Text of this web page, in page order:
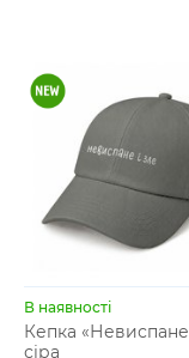
В наявності
Кепка «Невиспане
сіра